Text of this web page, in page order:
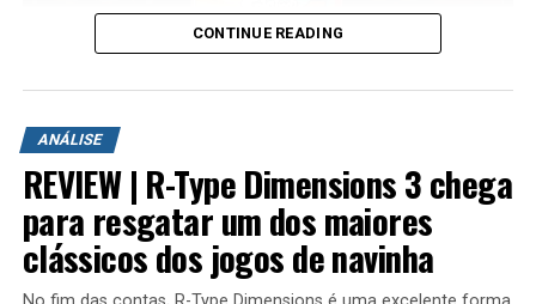
Sequencias
Após alguns meses do lançamento do jogo, Keiji Inafune
para as plataformas da nova geração de Video Games,
projeto esse que nunca viu a luz do dia, devido ao pouco
tempo e ao fracasso de Mega Man Maverick Hunter X.
RELATED TOPICS: AVENTURA CAPCOM
HISTÓRIA DE
HISTORIA MEGA MAN X
HISTORIA MEGAMAN X
A aventura leva o jogador para ilhas inéditas e diferentes
possível encontrar novas armas, aprimorar os
equipamentos com upgrades e completar diversas
missões que variam bastante em estrutura. Algumas
colocam o jogador contra grandes hordas de inimigos
em áreas abertas, enquanto outras acontecem em
regiões subterrâneas repletas de desafios, incluindo
CONTINUE READING
ANÁLISE
REVIEW | R-Type Dimensions 3 chega
para resgatar um dos maiores
clássicos dos jogos de navinha